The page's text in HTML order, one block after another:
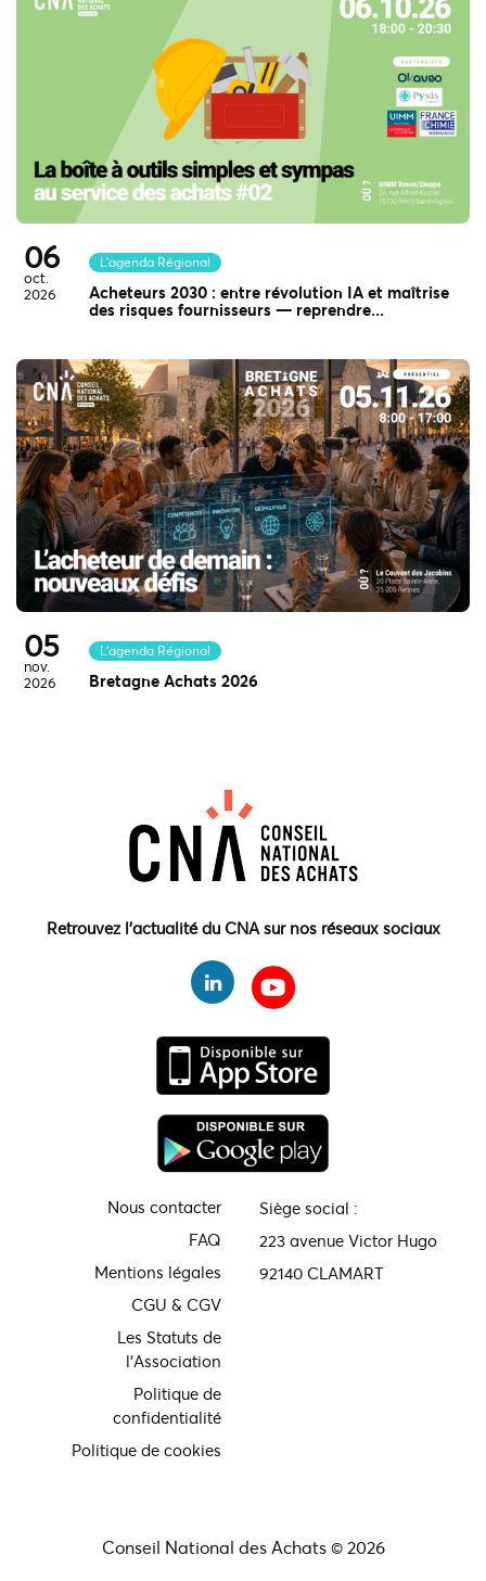
06
oct.
2026
L'agenda Régional
Acheteurs 2030 : entre révolution IA et maîtrise
des risques fournisseurs — reprendre...
05
nov.
2026
L'agenda Régional
Bretagne Achats 2026
Retrouvez l'actualité du CNA sur nos réseaux sociaux
Nous contacter
FAQ
Mentions légales
CGU & CGV
Les Statuts de
l'Association
Politique de
confidentialité
Politique de cookies
Siège social :
223 avenue Victor Hugo
92140 CLAMART
Conseil National des Achats © 2026